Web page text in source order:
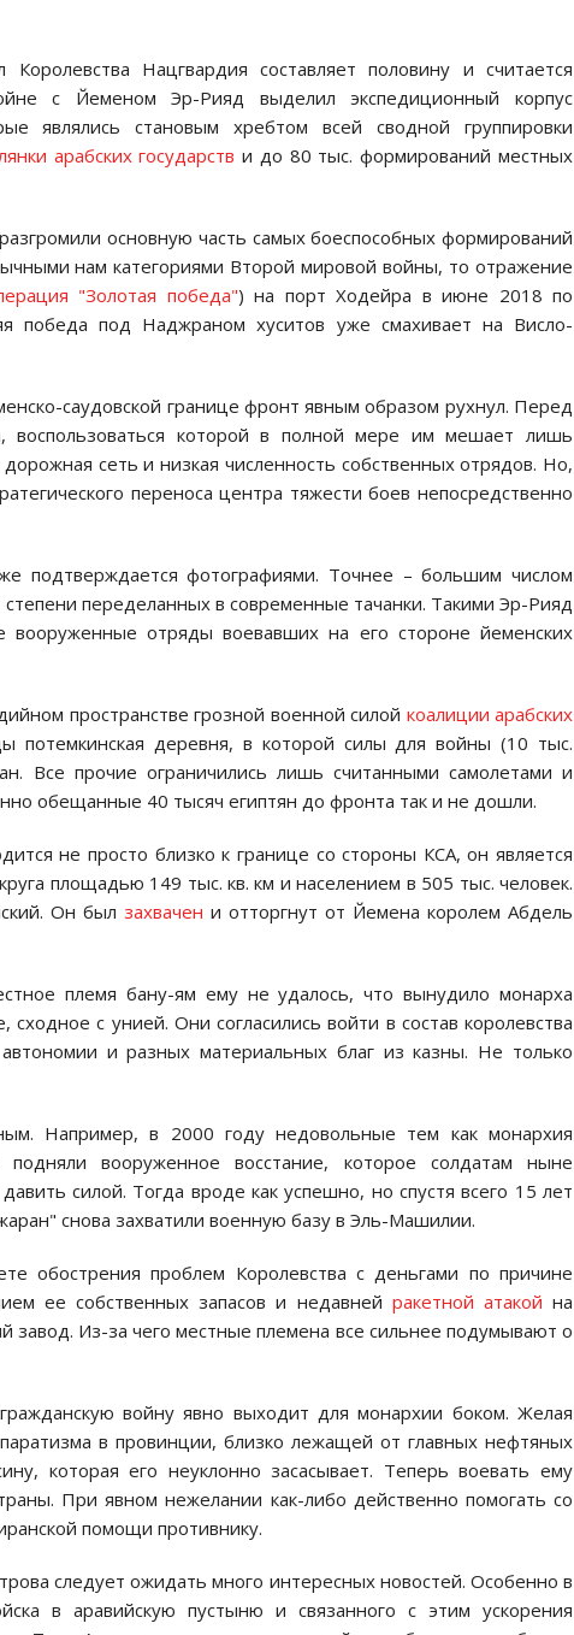
Нацгвардия составляет половину и считается
с Йеменом Эр-Рияд выделил экспедиционный корпус
являлись становым хребтом всей сводной группировки
арабских государств и до 80 тыс. формирований местных
основную часть самых боеспособных формирований
нам категориями Второй мировой войны, то отражение
"Золотая победа") на порт Ходейра в июне 2018 по
победа под Наджраном хуситов уже смахивает на Висло-
саудовской границе фронт явным образом рухнул. Перед
воспользоваться которой в полной мере им мешает лишь
сеть и низкая численность собственных отрядов. Но,
переноса центра тяжести боев непосредственно
подтверждается фотографиями. Точнее – большим числом
переделанных в современные тачанки. Такими Эр-Рияд
отряды воевавших на его стороне йеменских
пространстве грозной военной силой коалиции арабских
потемкинская деревня, в которой силы для войны (10 тыс.
Все прочие ограничились лишь считанными самолетами и
обещанные 40 тысяч египтян до фронта так и не дошли.
не просто близко к границе со стороны КСА, он является
площадью 149 тыс. кв. км и населением в 505 тыс. человек.
Он был захвачен и отторгнут от Йемена королем Абдель
племя бану-ям ему не удалось, что вынудило монарха
с унией. Они согласились войти в состав королевства
и разных материальных благ из казны. Не только
Например, в 2000 году недовольные тем как монархия
вооруженное восстание, которое солдатам ныне
силой. Тогда вроде как успешно, но спустя всего 15 лет
снова захватили военную базу в Эль-Машилии.
обострения проблем Королевства с деньгами по причине
ее собственных запасов и недавней ракетной атакой на
Из-за чего местные племена все сильнее подумывают о
войну явно выходит для монархии боком. Желая
в провинции, близко лежащей от главных нефтяных
которая его неуклонно засасывает. Теперь воевать ему
При явном нежелании как-либо действенно помогать со
помощи противнику.
следует ожидать много интересных новостей. Особенно в
в аравийскую пустыню и связанного с этим ускорения